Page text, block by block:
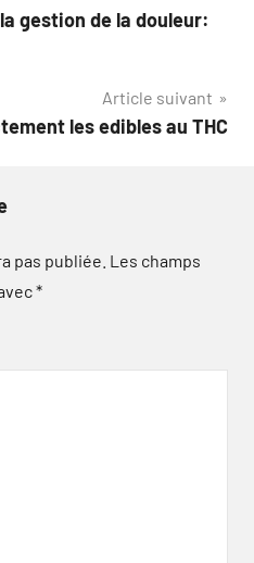
gestion de la douleur:
Article suivant
les edibles au THC
pas publiée. Les champs
*